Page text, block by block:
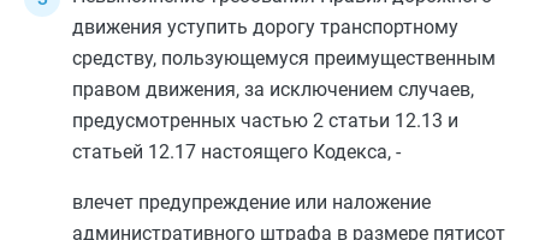
движения уступить дорогу транспортному
средству, пользующемуся преимущественным
правом движения, за исключением случаев,
предусмотренных частью 2 статьи 12.13 и
статьей 12.17 настоящего Кодекса, -
влечет предупреждение или наложение
административного штрафа в размере пятисот